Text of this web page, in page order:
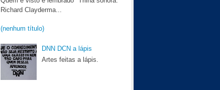
Richard Clayderma...
(nenhum título)
DNN DCN a lápis
Artes feitas a lápis.